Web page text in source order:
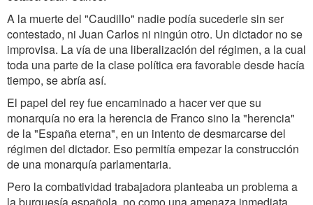
A la muerte del "Caudillo" nadie podía sucederle sin ser
contestado, ni Juan Carlos ni ningún otro. Un dictador no se
improvisa. La vía de una liberalización del régimen, a la cual
toda una parte de la clase política era favorable desde hacía
tiempo, se abría así.
El papel del rey fue encaminado a hacer ver que su
monarquía no era la herencia de Franco sino la "herencia"
de la "España eterna", en un intento de desmarcarse del
régimen del dictador. Eso permitía empezar la construcción
de una monarquía parlamentaria.
Pero la combatividad trabajadora planteaba un problema a